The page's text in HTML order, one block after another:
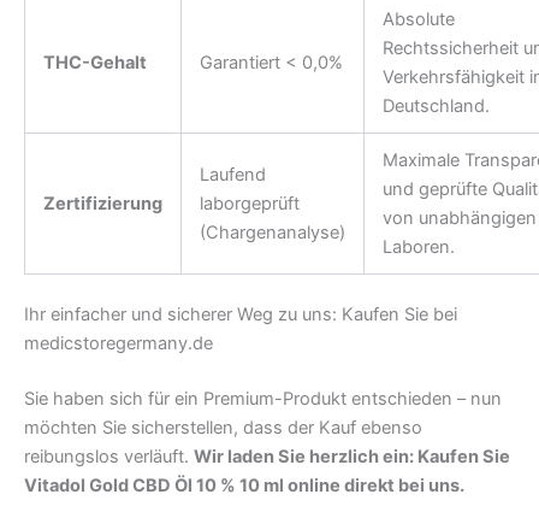
THC-Gehalt Garantiert < 0,0%
Absolute
Rechtssicherheit
Verkehrsfähigkeit
Deutschland.
Zertifizierung
Laufend
laborgeprüft
(Chargenanalyse)
Maximale
und geprüfte
von unabhängigen
Laboren.
Ihr einfacher und sicherer Weg zu uns: Kaufen Sie bei
medicstoregermany.de
Sie haben sich für ein Premium-Produkt entschieden – nun
möchten Sie sicherstellen, dass der Kauf ebenso
reibungslos verläuft. Wir laden Sie herzlich ein: Kaufen Sie
Vitadol Gold CBD Öl 10 % 10 ml online direkt bei uns.